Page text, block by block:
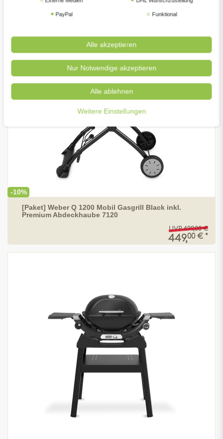
-10%
[Paket] Weber Q 1200 Mobil Gasgrill Black inkl.
Premium Abdeckhaube 7120
UVP 499,00 €
449,00 € *
PayPal Funktional
Alle akzeptieren
Nur Notwendige akzeptieren
Alle ablehnen
Weitere Einstellungen